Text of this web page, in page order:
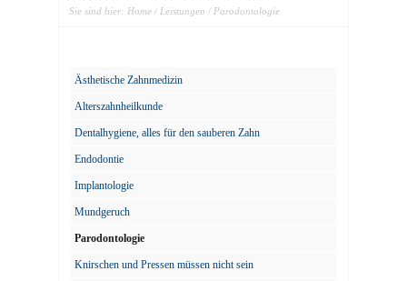
Sie sind hier: Home / Leistungen / Parodontologie
Ästhetische Zahnmedizin
Alterszahnheilkunde
Dentalhygiene, alles für den sauberen Zahn
Endodontie
Implantologie
Mundgeruch
Parodontologie
Knirschen und Pressen müssen nicht sein